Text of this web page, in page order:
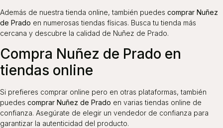
Además de nuestra tienda online, también puedes comprar Nuñez
de Prado en numerosas tiendas físicas. Busca tu tienda más
cercana y descubre la calidad de Nuñez de Prado.
Compra Nuñez de Prado en
tiendas online
Si prefieres comprar online pero en otras plataformas, también
puedes comprar Nuñez de Prado en varias tiendas online de
confianza. Asegúrate de elegir un vendedor de confianza para
garantizar la autenticidad del producto.